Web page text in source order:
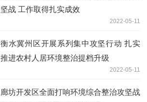
坚战 工作取得扎实成效
2022-05-11
衡水冀州区开展系列集中攻坚行动 扎实
推进农村人居环境整治提档升级
2022-05-11
廊坊开发区全面打响环境综合整治攻坚战